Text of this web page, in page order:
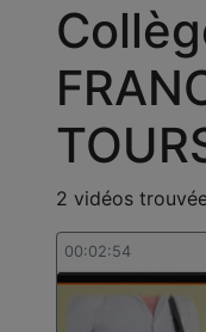
2 vidéos
00:02:54